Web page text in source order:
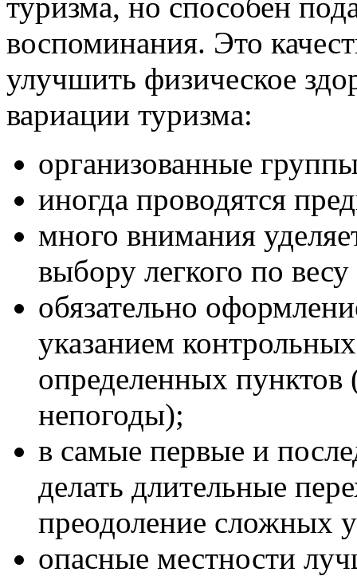
воспоминания. Это
улучшить физическое
вариации туризма:
организованные
иногда проводятся
много внимания
выбору легкого по
обязательно
указанием
определенных пунктов
непогоды);
в самые первые и
делать длительные
преодоление сложных
опасные местности